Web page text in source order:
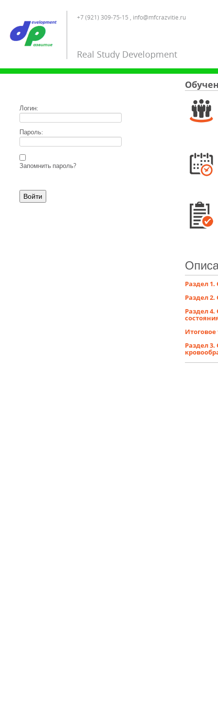
+7 (921) 309-75-15 , info@mfcrazvitie.ru
Real Study Development
Логин:
Пароль:
Запомнить пароль?
Раздел
Раздел
Раздел
Раздел